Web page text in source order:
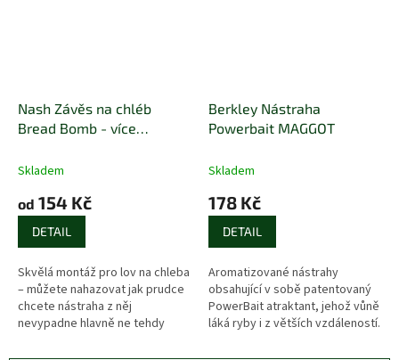
Nash Závěs na chléb
Bread Bomb - více
Skladem
od 154 Kč
DETAIL
Skvělá montáž pro lov na chleba
– můžete nahazovat jak prudce
chcete nástraha z něj
nevypadne hlavně ne tehdy
Berkley Nástraha
Powerbait MAGGOT
Skladem
178 Kč
DETAIL
Aromatizované nástrahy
obsahující v sobě patentovaný
PowerBait atraktant, jehož vůně
láká ryby i z větších vzdáleností.